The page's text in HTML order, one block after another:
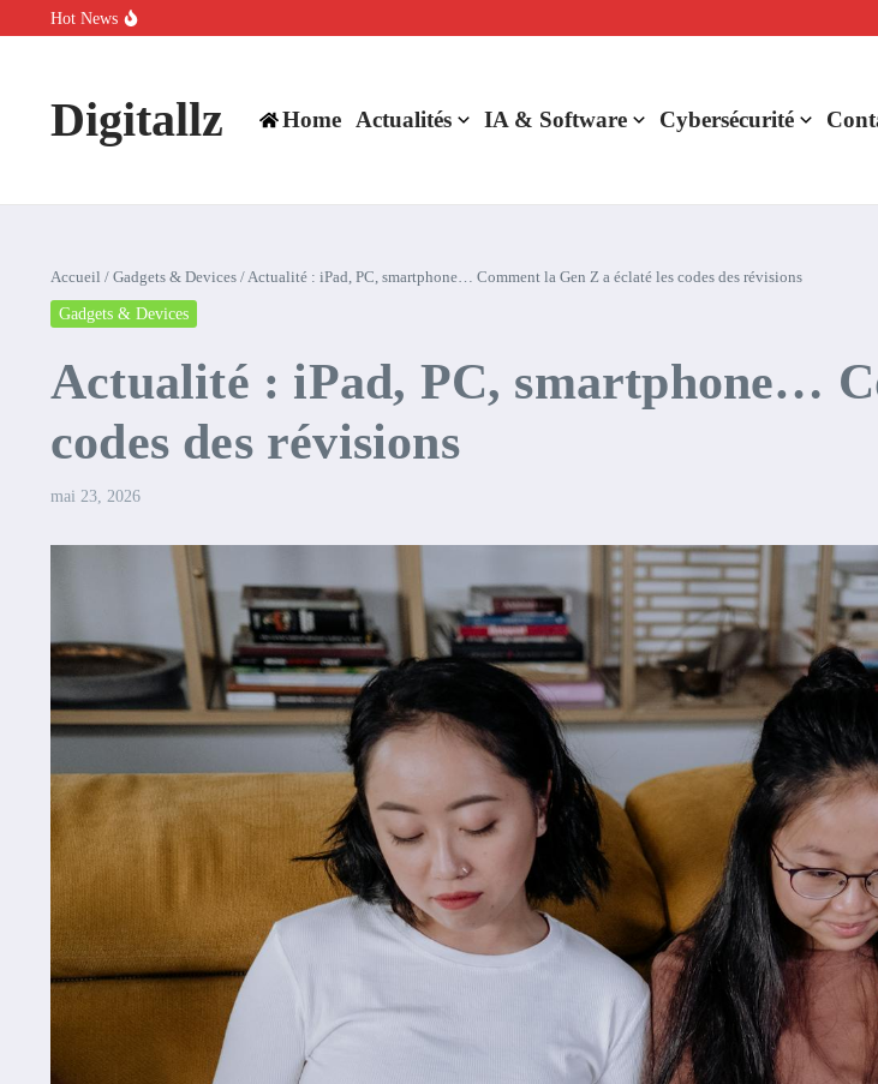
Aller au contenu
Hot News
Comment l’IA simplifie la data de caisse pour la transformer en levier de rentabilité ?
Digitallz Home Actualités IA & Software Cybersécurité
Accueil / Gadgets & Devices /Actualité : iPad, PC, smartphone… Comment la Gen Z a éclaté les codes des révisions
Gadgets & Devices
Actualité : iPad, PC, smartphone…
codes des révisions
mai 23, 2026